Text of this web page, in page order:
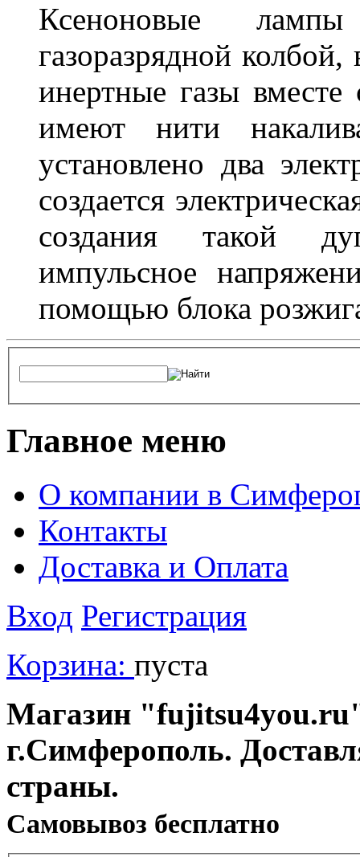
Ксеноновые
газоразрядной
инертные газы
имеют нити
установлено два
создается
создания такой
импульсное
помощью блока
Главное меню
О компании в
Контакты
Доставка и Оплата
Вход Регистрация
Корзина: пуста
Магазин
г.Симферополь.
страны.
Cамовывоз бесплатно